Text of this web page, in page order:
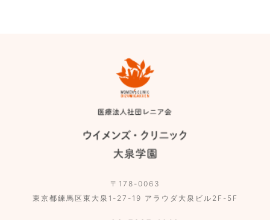
〒178-0063
東京都練馬区東大泉1-27-19 アラウダ大泉ビル2F-5F